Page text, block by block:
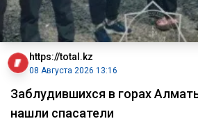
https://total.kz
08 Августа 2026 13:16
Заблудившихся в горах
нашли спасатели